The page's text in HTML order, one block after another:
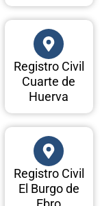
Registro Civil
Cuarte de
Huerva
Registro Civil
El Burgo de